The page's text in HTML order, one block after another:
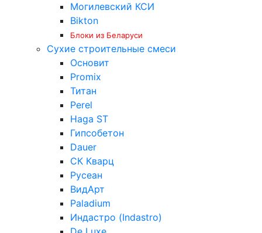
Могилевский КСИ
Bikton
Блоки из Беларуси
Сухие строительные смеси
Основит
Promix
Титан
Perel
Haga ST
Гипсобетон
Dauer
СК Кварц
Русеан
ВидАрт
Paladium
Индастро (Indastro)